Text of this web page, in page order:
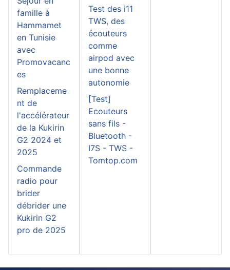
famille à
Hammamet
en Tunisie
avec
Promovacanc
es
Remplaceme
nt de
l'accélérateur
de la Kukirin
G2 2024 et
2025
Commande
radio pour
brider
débrider une
Kukirin G2
pro de 2025
Test des i11
TWS, des
écouteurs
comme
airpod avec
une bonne
autonomie
[Test]
Ecouteurs
sans fils -
Bluetooth -
I7S - TWS -
Tomtop.com